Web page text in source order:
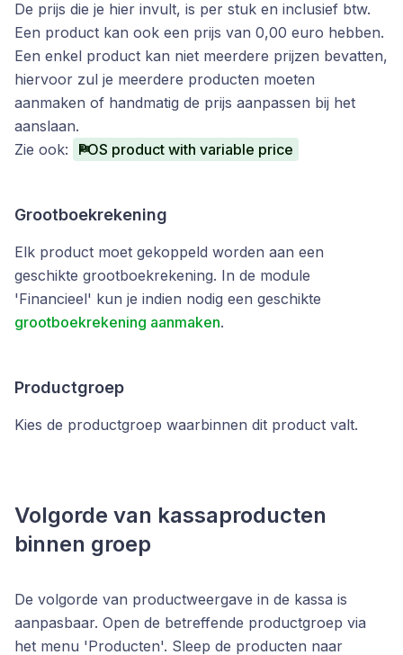
De prijs die je hier invult, is per stuk en inclusief btw.
Een product kan ook een prijs van 0,00 euro hebben.
Een enkel product kan niet meerdere prijzen bevatten,
hiervoor zul je meerdere producten moeten
aanmaken of handmatig de prijs aanpassen bij het
aanslaan.
Zie ook:
POS product with variable price
Grootboekrekening
Elk product moet gekoppeld worden aan een
geschikte grootboekrekening. In de module
'Financieel' kun je indien nodig een geschikte
grootboekrekening aanmaken.
Productgroep
Kies de productgroep waarbinnen dit product valt.
Volgorde van kassaproducten
binnen groep
De volgorde van productweergave in de kassa is
aanpasbaar. Open de betreffende productgroep via
het menu 'Producten'. Sleep de producten naar